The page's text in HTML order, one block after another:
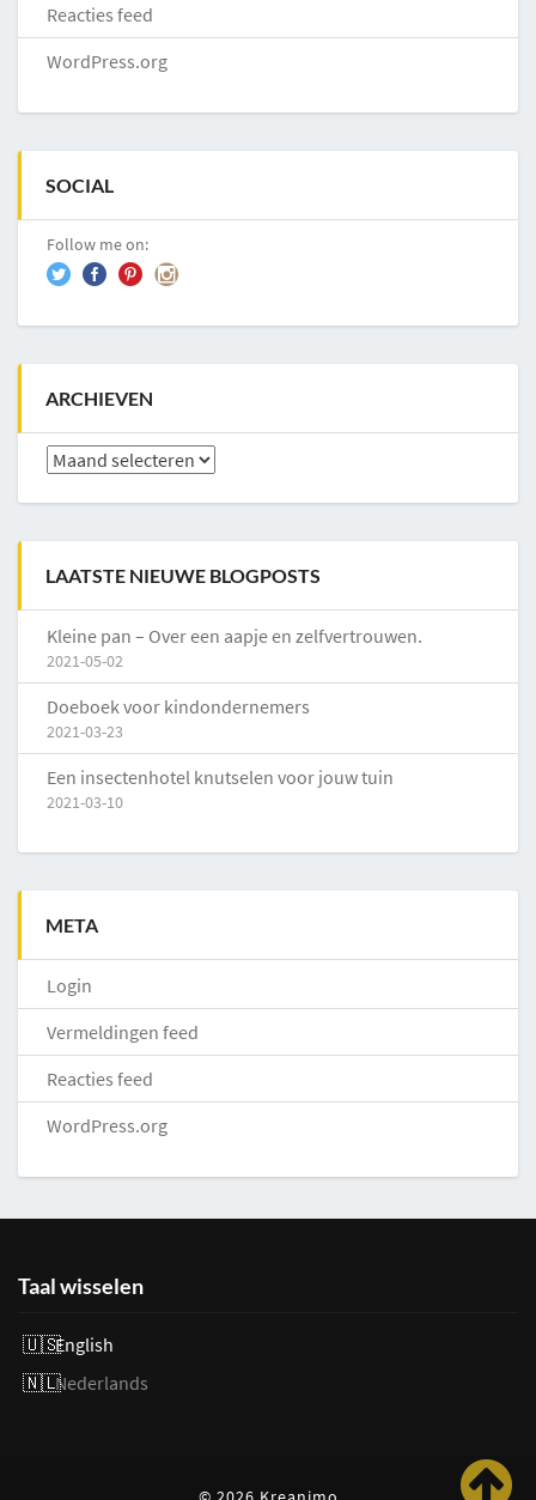
Reacties feed
WordPress.org
SOCIAL
Follow me on:
ARCHIEVEN
Archieven
LAATSTE NIEUWE BLOGPOSTS
Kleine pan – Over een aapje en zelfvertrouwen.
2021-05-02
Doeboek voor kindondernemers
2021-03-23
Een insectenhotel knutselen voor jouw tuin
2021-03-10
META
Login
Vermeldingen feed
Reacties feed
WordPress.org
Taal wisselen
English
Nederlands